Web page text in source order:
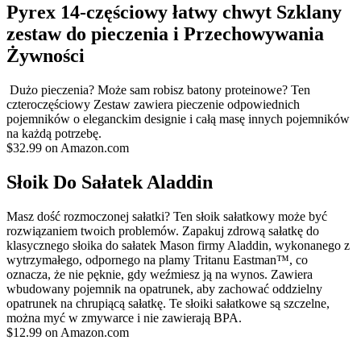
Pyrex 14-częściowy łatwy chwyt Szklany
zestaw do pieczenia i Przechowywania
Żywności
Dużo pieczenia? Może sam robisz batony proteinowe? Ten
czteroczęściowy Zestaw zawiera pieczenie odpowiednich
pojemników o eleganckim designie i całą masę innych pojemników
na każdą potrzebę.
$32.99 on Amazon.com
Słoik Do Sałatek Aladdin
Masz dość rozmoczonej sałatki? Ten słoik sałatkowy może być
rozwiązaniem twoich problemów. Zapakuj zdrową sałatkę do
klasycznego słoika do sałatek Mason firmy Aladdin, wykonanego z
wytrzymałego, odpornego na plamy Tritanu Eastman™, co
oznacza, że nie pęknie, gdy weźmiesz ją na wynos. Zawiera
wbudowany pojemnik na opatrunek, aby zachować oddzielny
opatrunek na chrupiącą sałatkę. Te słoiki sałatkowe są szczelne,
można myć w zmywarce i nie zawierają BPA.
$12.99 on Amazon.com